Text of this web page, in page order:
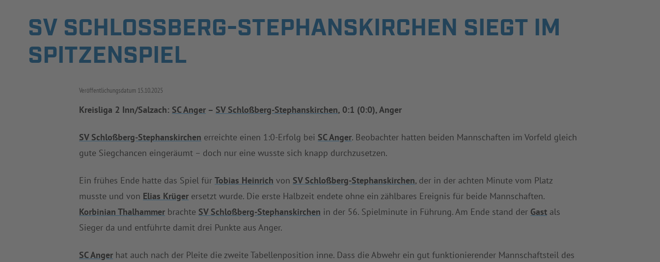
SV SCHLOSSBERG-STEPHANSKIRCHEN SIEGT IM S
PITZENSPIEL
Veröffentlichungsdatum 15.10.2025
Kreisliga 2 Inn/Salzach: SC Anger – SV Schloßberg-Stephanskirchen, 0:1 (0:0), Anger
SV Schloßberg-Stephanskirchen erreichte einen 1:0-Erfolg bei SC Anger. Beobachter hatten beiden Mannschaften im Vorfeld gleich
gute Siegchancen eingeräumt – doch nur eine wusste sich knapp durchzusetzen.
Ein frühes Ende hatte das Spiel fürTobias Heinrich von SV Schloßberg-Stephanskirchen, der in der achten Minute vom Platz
musste und von Elias Krüger ersetzt wurde. Die erste Halbzeit endete ohne ein zählbares Ereignis für beide Mannschaften.
Korbinian Thalhammer brachte SV Schloßberg-Stephanskirchen in der 56. Spielminute in Führung. Am Ende stand der Gast als
Sieger da und entführte damit drei Punkte aus Anger.
SC Anger hat auch nach der Pleite die zweite Tabellenposition inne. Dass die Abwehr ein gut funktionierender Mannschaftsteil des